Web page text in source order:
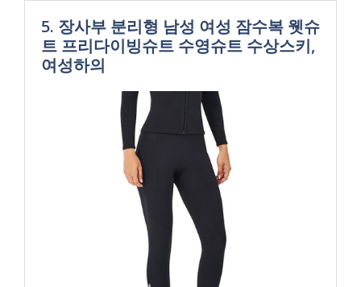
5. 장사부 분리형 남성 여성 잠수복 웻슈
트 프리다이빙슈트 수영슈트 수상스키,
여성하의